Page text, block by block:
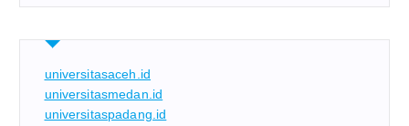
universitasaceh.id
universitasmedan.id
universitaspadang.id